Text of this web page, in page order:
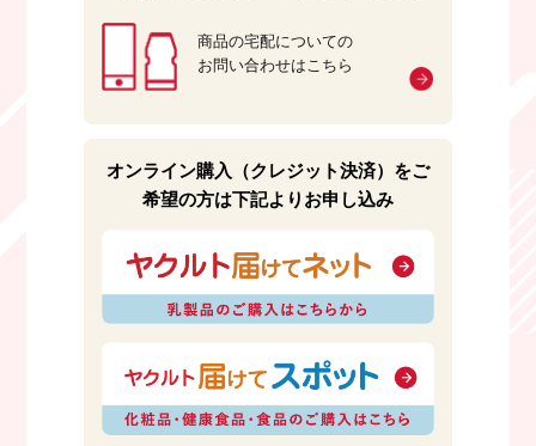
商品の宅配についての
お問い合わせはこちら
オンライン購入（クレジット決済）をご
希望の方は下記よりお申し込み